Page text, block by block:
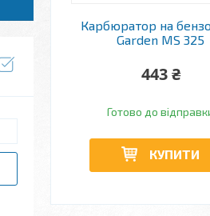
Карбюратор на
Garden MS 325
443 ₴
Готово до
КУПИТИ